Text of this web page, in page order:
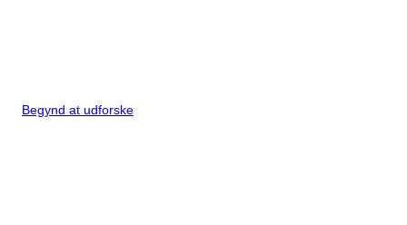
Begynd at udforske